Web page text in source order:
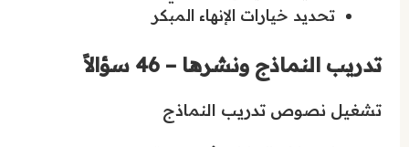
تحديد خيارات الإنهاء المبكر
تدريب النماذج ونشرها – 46 سؤالاً
تشغيل نصوص تدريب النماذج